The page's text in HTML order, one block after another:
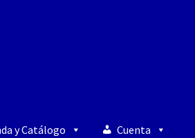
y Catálogo Cuenta